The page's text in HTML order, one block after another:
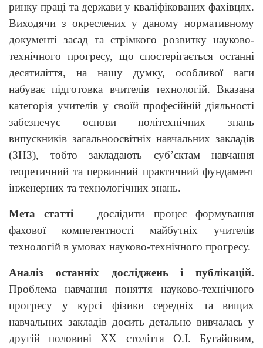
ринку праці та держави у кваліфікованих фахівцях.
Виходячи з окреслених у даному нормативному
документі засад та стрімкого розвитку науково-
технічного прогресу, що спостерігається останні
десятиліття, на нашу думку, особливої ваги
набуває підготовка вчителів технологій. Вказана
категорія учителів у своїй професійній діяльності
забезпечує основи політехнічних знань
випускників загальноосвітніх навчальних закладів
(ЗНЗ), тобто закладають суб’єктам навчання
теоретичний та первинний практичний фундамент
інженерних та технологічних знань.
Мета статті – дослідити процес формування
фахової компетентності майбутніх учителів
технологій в умовах науково-технічного прогресу.
Аналіз останніх досліджень і публікацій.
Проблема навчання поняття науково-технічного
прогресу у курсі фізики середніх та вищих
навчальних закладів досить детально вивчалась у
другій половині ХХ століття О.І. Бугайовим,